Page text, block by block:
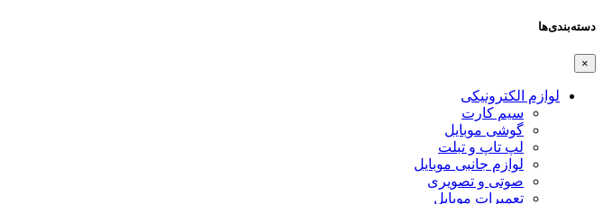
دسته‌بندی‌ها
×
لوازم الکترونیکی
سیم کارت
گوشی موبایل
لپ تاپ و تبلت
لوازم جانبی موبایل
صوتی و تصویری
تعمیرات موبایل